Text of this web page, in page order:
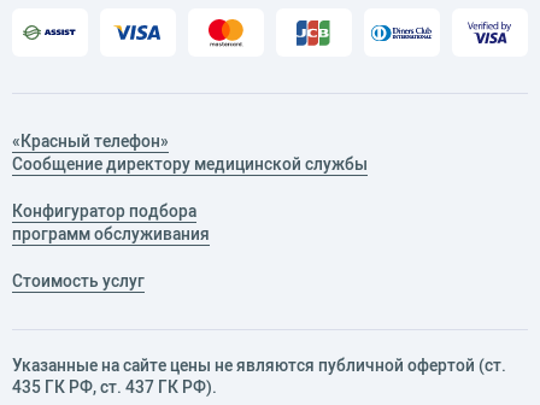
«Красный телефон»
Сообщение директору медицинской службы
Конфигуратор подбора
программ обслуживания
Стоимость услуг
Указанные на сайте цены не являются публичной офертой (ст.
435 ГК РФ, cт. 437 ГК РФ).